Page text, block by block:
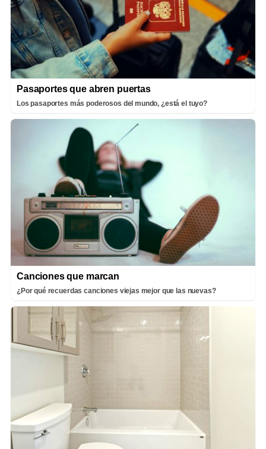
Pasaportes que abren puertas
Los pasaportes más poderosos del mundo, ¿está el tuyo?
Canciones que marcan
¿Por qué recuerdas canciones viejas mejor que las nuevas?